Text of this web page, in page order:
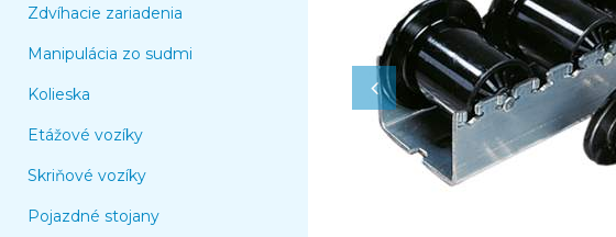
Zdvíhacie zariadenia
Manipulácia zo sudmi
Kolieska
Etážové vozíky
Skriňové vozíky
Pojazdné stojany